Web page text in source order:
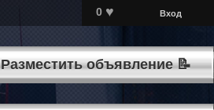
0 ♥ Вход
Разместить объявление 📝